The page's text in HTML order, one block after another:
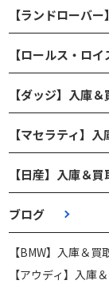
【ランドローバ
【ロールス・ロ
【ダッジ】入庫
【マセラティ】
【日産】入庫＆
ブログ
【BMW】入庫＆買
【アウディ】入庫